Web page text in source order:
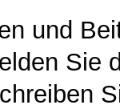
und
Sie